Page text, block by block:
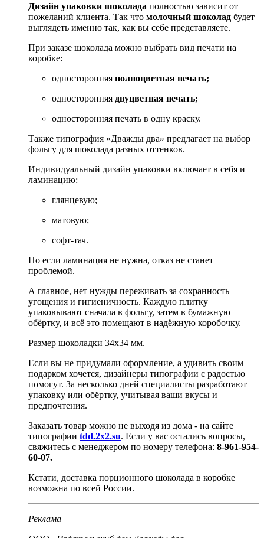
Дизайн упаковки шоколада полностью зависит от
пожеланий клиента. Так что молочный шоколад будет
выглядеть именно так, как вы себе представляете.
При заказе шоколада можно выбрать вид печати на
коробке:
односторонняя полноцветная печать;
односторонняя двуцветная печать;
односторонняя печать в одну краску.
Также типография «Дважды два» предлагает на выбор
фольгу для шоколада разных оттенков.
Индивидуальный дизайн упаковки включает в себя и
ламинацию:
глянцевую;
матовую;
софт-тач.
Но если ламинация не нужна, отказ не станет
проблемой.
А главное, нет нужды переживать за сохранность
угощения и гигиеничность. Каждую плитку
упаковывают сначала в фольгу, затем в бумажную
обёртку, и всё это помещают в надёжную коробочку.
Размер шоколадки 34х34 мм.
Если вы не придумали оформление, а удивить своим
подарком хочется, дизайнеры типографии с радостью
помогут. За несколько дней специалисты разработают
упаковку или обёртку, учитывая ваши вкусы и
предпочтения.
Заказать товар можно не выходя из дома - на сайте
типографии tdd.2x2.su. Если у вас остались вопросы,
свяжитесь с менеджером по номеру телефона: 8-961-954-
60-07.
Кстати, доставка порционного шоколада в коробке
возможна по всей России.
Реклама